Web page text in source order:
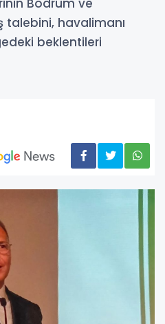
Bodrum ve
talebini, havalimanı
beklentileri